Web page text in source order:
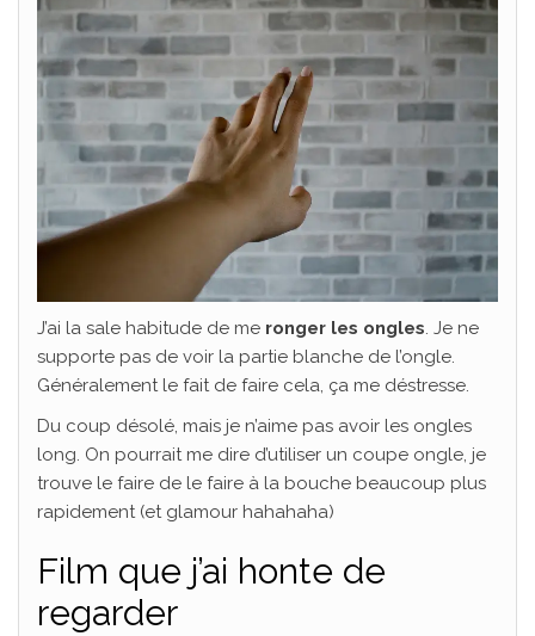
J’ai la sale habitude de me ronger les ongles. Je ne
supporte pas de voir la partie blanche de l’ongle.
Généralement le fait de faire cela, ça me déstresse.
Du coup désolé, mais je n’aime pas avoir les ongles
long. On pourrait me dire d’utiliser un coupe ongle, je
trouve le faire de le faire à la bouche beaucoup plus
rapidement (et glamour hahahaha)
Film que j’ai honte de
regarder